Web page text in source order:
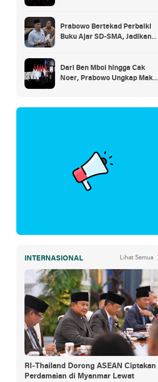
Prabowo Bertekad Perbaiki
Buku Ajar SD-SMA, Jadikan
Dari Ben Mboi hingga Cak
Noer, Prabowo Ungkap Makna
Sehat*
INTERNASIONAL Lihat Semua
RI-Thailand Dorong ASEAN Ciptakan
Perdamaian di Myanmar Lewat